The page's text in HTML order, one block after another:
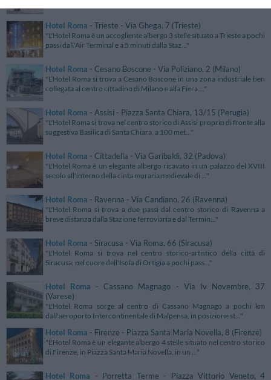
Hotel Roma - Trieste - Via Ghega, 7 (Trieste)
"L'Hotel Roma è un accogliente albergo 3 stelle situato a Trieste a pochi
passi dall'Air Terminal e a 5 minuti dalla Staz..."
Hotel Roma - Cesano Boscone - Via Poliziano, 2 (Milano)
"L’Hotel Roma si trova a Cesano Boscone in una zona industriale ben
collegata al centro cittadino di Milano e alla Fiera ..."
Hotel Roma - Assisi - Piazza Santa Chiara, 13/15 (Perugia)
"L'Hotel Roma si trova nel centro storico di Assisi proprio di fronte alla
suggestiva Basilica di Santa Chiara, a 100 met..."
Hotel Roma - Cittadella - Via Garibaldi, 32 (Padova)
"L'Hotel Roma è un elegante albergo ricavato in un palazzo del XVIII
secolo all'interno della cinta muraria medievale di ..."
Hotel Roma - Ravenna - Via Candiano, 26 (Ravenna)
"L'Hotel Roma si trova a due passi dal centro storico di Ravenna a
breve distanza dalla Stazione ferroviaria e dal Termin..."
Hotel Roma - Siracusa - Via Roma, 66 (Siracusa)
"L'Hotel Roma si trova nel centro storico-artistico della città di
Siracusa, nel cuore dell'Isola di Ortigia a pochi pass..."
Hotel Roma - Cassano Magnago - Via Iv Novembre, 37
(Varese)
"L'Hotel Roma sorge al centro di Cassano Magnago a pochi km
dall'aeroporto Intercontinentale di Malpensa, in posizione st..."
Hotel Roma - Firenze - Piazza Santa Maria Novella, 8 (Firenze)
"L'Hotel Roma è un elegante albergo 4 stelle situato nel centro storico
di Firenze, in Piazza Santa Maria Novella, in un ..."
Hotel Roma - Porretta Terme - Piazza Vittorio Veneto, 4